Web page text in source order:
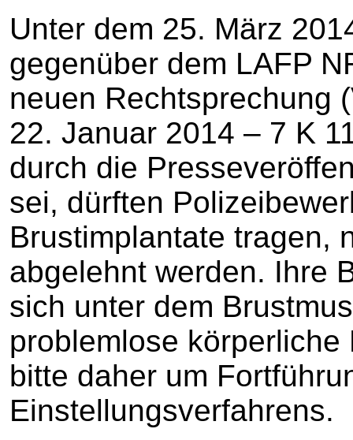
Unter dem 25. März
gegenüber dem LAFP
neuen Rechtsprechung
22. Januar 2014 – 7 K
durch die
sei, dürften
Brustimplantate tragen,
abgelehnt werden. Ihre
sich unter dem
problemlose
bitte daher um
Einstellungsverfahrens.